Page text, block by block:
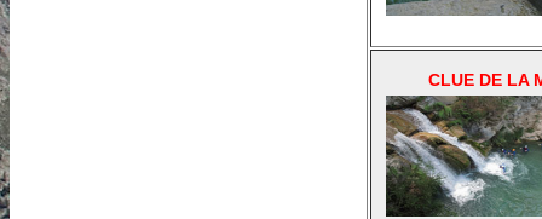
CLUE DE LA